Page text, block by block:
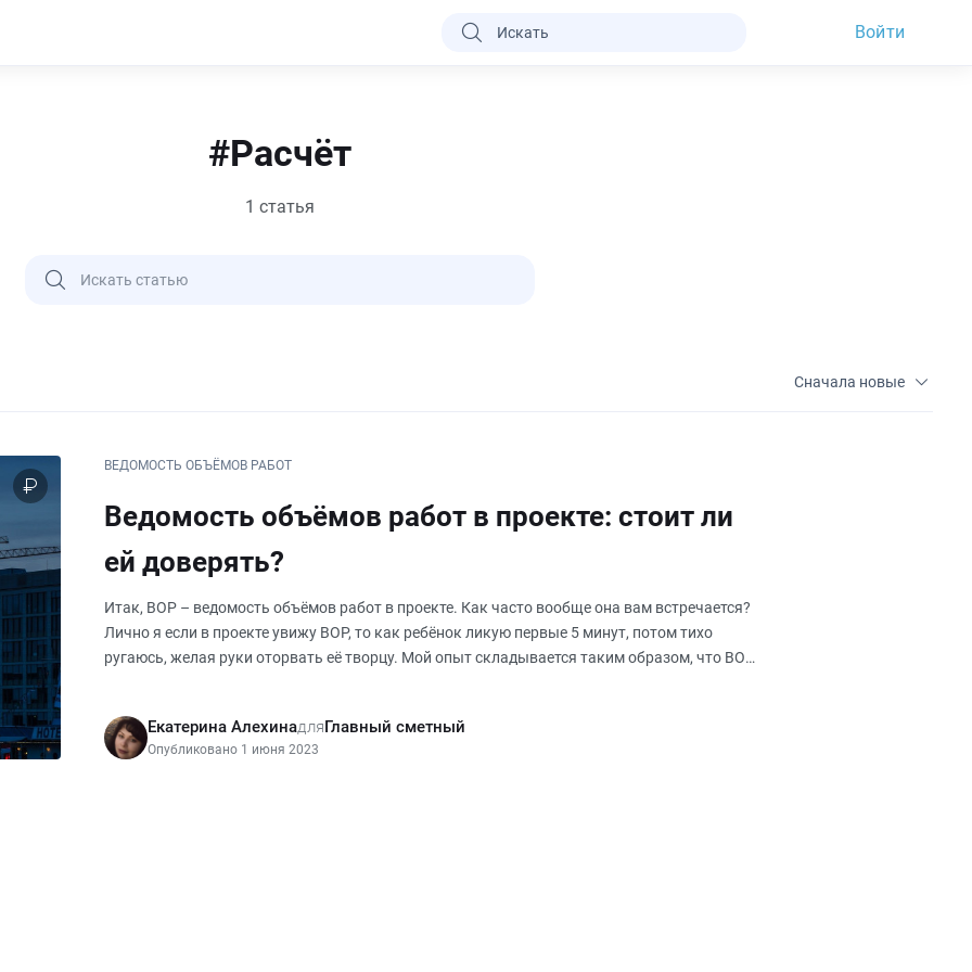
Войти
#Расчёт
1 статья
Сначала новые
ВЕДОМОСТЬ ОБЪЁМОВ РАБОТ
Ведомость объёмов работ в проекте: стоит ли
ей доверять?
Итак, ВОР – ведомость объёмов работ в проекте. Как часто вообще она вам встречается?
Лично я если в проекте увижу ВОР, то как ребёнок ликую первые 5 минут, потом тихо
ругаюсь, желая руки оторвать её творцу. Мой опыт складывается таким образом, что ВОР
Екатерина АлехинадляГлавный сметный
Опубликовано 1 июня 2023